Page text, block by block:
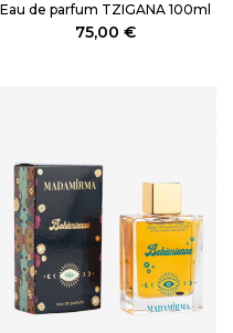
Eau de parfum TZIGANA 100ml
75,00 €